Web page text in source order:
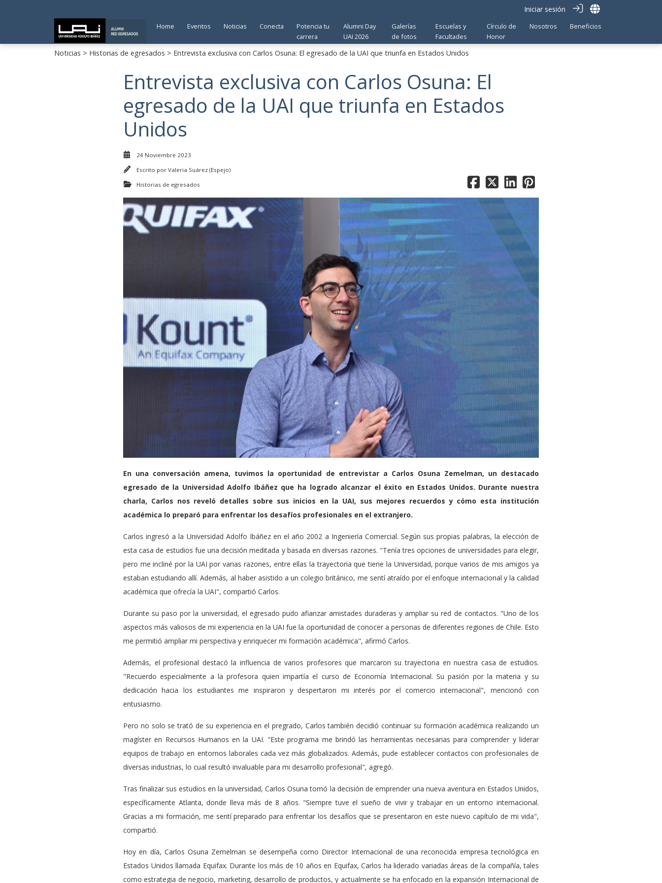
Iniciar sesión
Home Eventos Noticias Conecta
Potencia tu
carrera
Alumni Day
UAI 2026
Galerías
de fotos
Escuelas y
Facultades
Círculo de
Honor
Nosotros Beneficios
Noticias > Historias de egresados > Entrevista exclusiva con Carlos Osuna: El egresado de la UAI que triunfa en Estados Unidos
Entrevista exclusiva con Carlos Osuna: El
egresado de la UAI que triunfa en Estados
Unidos
24 Noviembre 2023
Escrito por Valeria Suárez (Espejo)
Historias de egresados
En una conversación amena, tuvimos la oportunidad de entrevistar a Carlos Osuna Zemelman, un destacado
egresado de la Universidad Adolfo Ibáñez que ha logrado alcanzar el éxito en Estados Unidos. Durante nuestra
charla, Carlos nos reveló detalles sobre sus inicios en la UAI, sus mejores recuerdos y cómo esta institución
académica lo preparó para enfrentar los desafíos profesionales en el extranjero.
Carlos ingresó a la Universidad Adolfo Ibáñez en el año 2002 a Ingeniería Comercial. Según sus propias palabras, la elección de
esta casa de estudios fue una decisión meditada y basada en diversas razones. "Tenía tres opciones de universidades para elegir,
pero me incliné por la UAI por varias razones, entre ellas la trayectoria que tiene la Universidad, porque varios de mis amigos ya
estaban estudiando allí. Además, al haber asistido a un colegio británico, me sentí atraído por el enfoque internacional y la calidad
académica que ofrecía la UAI", compartió Carlos.
Durante su paso por la universidad, el egresado pudo afianzar amistades duraderas y ampliar su red de contactos. "Uno de los
aspectos más valiosos de mi experiencia en la UAI fue la oportunidad de conocer a personas de diferentes regiones de Chile. Esto
me permitió ampliar mi perspectiva y enriquecer mi formación académica", afirmó Carlos.
Además, el profesional destacó la influencia de varios profesores que marcaron su trayectoria en nuestra casa de estudios.
"Recuerdo especialmente a la profesora quien impartía el curso de Economía Internacional. Su pasión por la materia y su
dedicación hacia los estudiantes me inspiraron y despertaron mi interés por el comercio internacional", mencionó con
entusiasmo.
Pero no solo se trató de su experiencia en el pregrado, Carlos también decidió continuar su formación académica realizando un
magíster en Recursos Humanos en la UAI. "Este programa me brindó las herramientas necesarias para comprender y liderar
equipos de trabajo en entornos laborales cada vez más globalizados. Además, pude establecer contactos con profesionales de
diversas industrias, lo cual resultó invaluable para mi desarrollo profesional", agregó.
Tras finalizar sus estudios en la universidad, Carlos Osuna tomó la decisión de emprender una nueva aventura en Estados Unidos,
específicamente Atlanta, donde lleva más de 8 años. "Siempre tuve el sueño de vivir y trabajar en un entorno internacional.
Gracias a mi formación, me sentí preparado para enfrentar los desafíos que se presentaron en este nuevo capítulo de mi vida",
compartió.
Hoy en día, Carlos Osuna Zemelman se desempeña como Director Internacional de una reconocida empresa tecnológica en
Estados Unidos llamada Equifax. Durante los más de 10 años en Equifax, Carlos ha liderado variadas áreas de la compañía, tales
como estrategia de negocio, marketing, desarrollo de productos, y actualmente se ha enfocado en la expansión Internacional de